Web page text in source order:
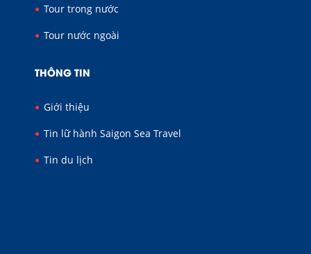
Tour trong nước
Tour nước ngoài
THÔNG TIN
Giới thiệu
Tin lữ hành Saigon Sea Travel
Tin du lịch